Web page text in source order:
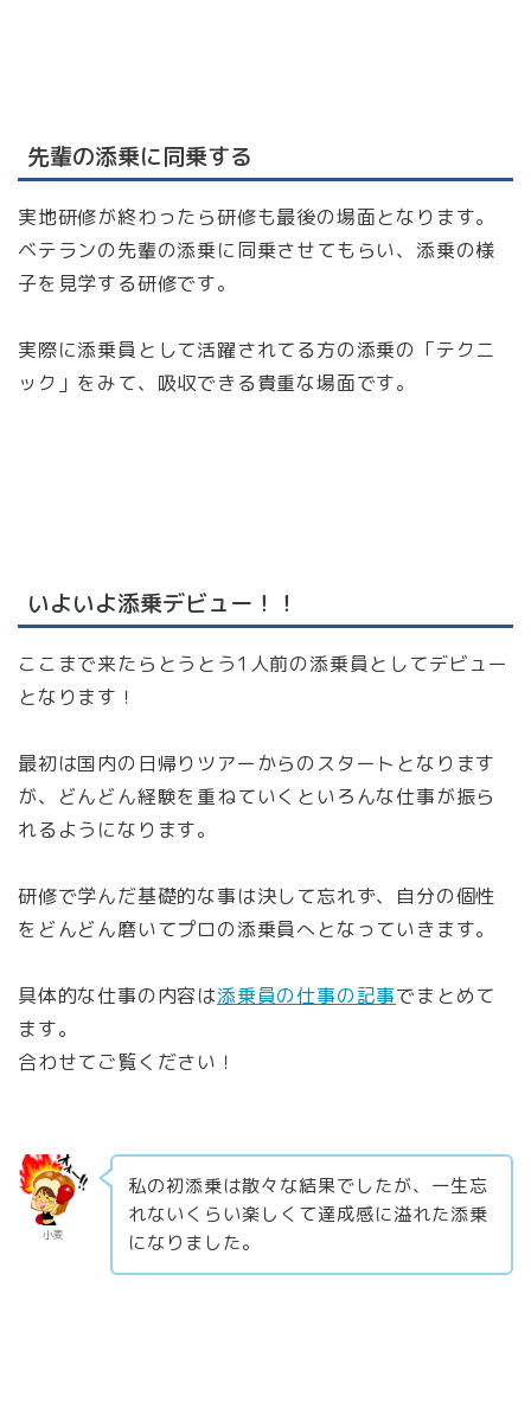
先輩の添乗に同乗する
実地研修が終わったら研修も最後の場面となります。
ベテランの先輩の添乗に同乗させてもらい、添乗の様
子を見学する研修です。
実際に添乗員として活躍されてる方の添乗の「テクニ
ック」をみて、吸収できる貴重な場面です。
いよいよ添乗デビュー！！
ここまで来たらとうとう1人前の添乗員としてデビュー
となります！
最初は国内の日帰りツアーからのスタートとなります
が、どんどん経験を重ねていくといろんな仕事が振ら
れるようになります。
研修で学んだ基礎的な事は決して忘れず、自分の個性
をどんどん磨いてプロの添乗員へとなっていきます。
具体的な仕事の内容は添乗員の仕事の記事でまとめて
ます。
合わせてご覧ください！
小麦
私の初添乗は散々な結果でしたが、一生忘
れないくらい楽しくて達成感に溢れた添乗
になりました。